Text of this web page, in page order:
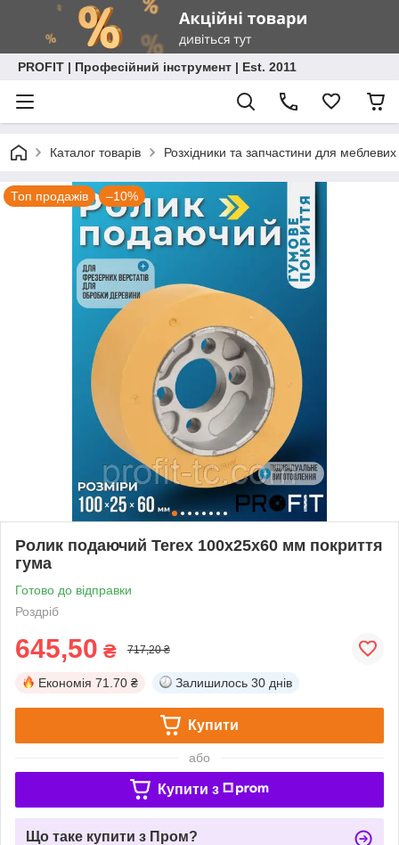
PROFIT | Професійний інструмент | Est. 2011
Каталог товарів Розхідники та запчастини для
Топ продажів –10%
Ролик подаючий Terex 100х25х60 мм покриття
гума
Готово до відправки
Роздріб
645,50 ₴ 717,20 ₴
Економія 71.70 ₴ Залишилось 30 днів
Купити
або
Купити з
Що таке купити з Пром?